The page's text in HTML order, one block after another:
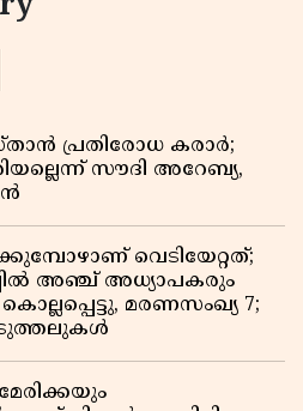
പ്രതിരോധ കരാർ;
സൗദി അറേബ്യ,
വെടിയേറ്റത്;
അഞ്ച് അധ്യാപകരും
മരണസംഖ്യ 7;